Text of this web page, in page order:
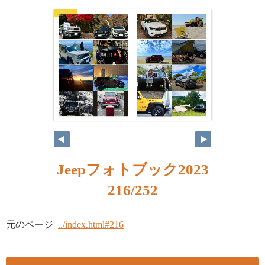
Jeepフォトブック2023
216/252
元のページ ../index.html#216